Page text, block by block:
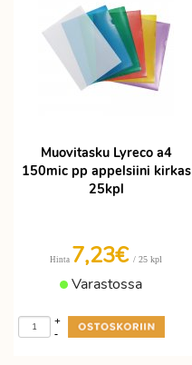
Muovitasku Lyreco a4
150mic pp appelsiini kirkas
25kpl
Hinta 7,23€ / 25 kpl
Varastossa
-
+